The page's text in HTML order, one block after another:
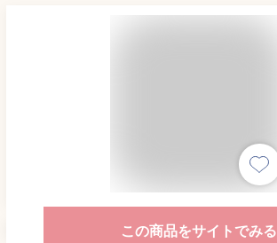
この商品をサイトでみる